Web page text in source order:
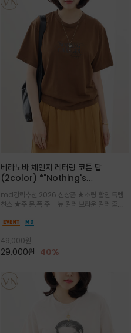
베라노바 체인지 레터링 코튼 탑
(2color) *"Nothing's
도 일어나지않는것/감각적인 레터링 프
린팅이 돋보이는 베라노바 티셔츠
md강력추천 2026 신상품 ★소량 할인 득템
찬스 ★주.문.폭.주 - 뉴 컬러 브라운 컬러 출시~
무드를 만들고 기본 베이스의 컬러감이라 출근시
럽고 유연한 코튼 소재로 편안
49,000원
29,000원 40%